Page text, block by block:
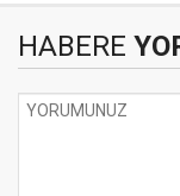
HABERE